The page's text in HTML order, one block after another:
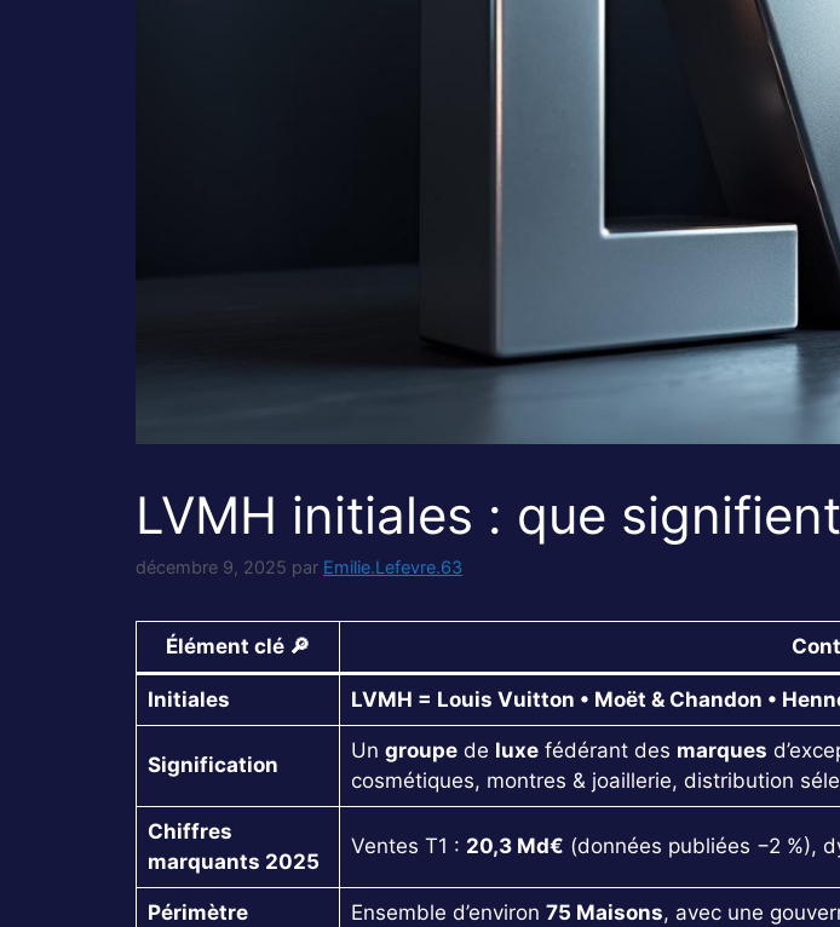
LVMH initiales : que
décembre 9, 2025 par Emilie.Lefevre.63
Élément clé 🔎
Initiales LVMH = Louis Vuitton • Moët & Chandon •
Signification
Un groupede luxefédérant des marques
cosmétiques, montres & joaillerie, distribution
Chiffres
marquants 2025
Ventes T1 : 20,3 Md€ (données publiées −2 %),
Périmètre Ensemble d’environ 75 Maisons, avec une